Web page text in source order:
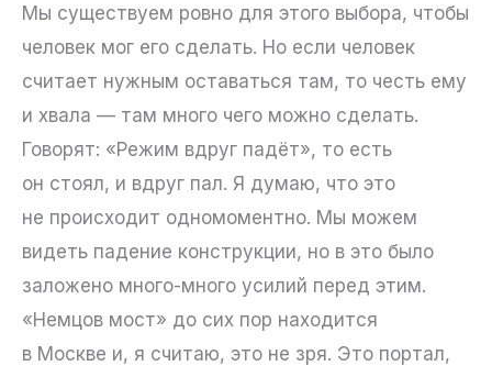
Мы существуем ровно для этого выбора, чтобы
человек мог его сделать. Но если человек
считает нужным оставаться там, то честь ему
и хвала — там много чего можно сделать.
Говорят: «Режим вдруг падёт», то есть
он стоял, и вдруг пал. Я думаю, что это
не происходит одномоментно. Мы можем
видеть падение конструкции, но в это было
заложено много-много усилий перед этим.
«Немцов мост» до сих пор находится
в Москве и, я считаю, это не зря. Это портал,